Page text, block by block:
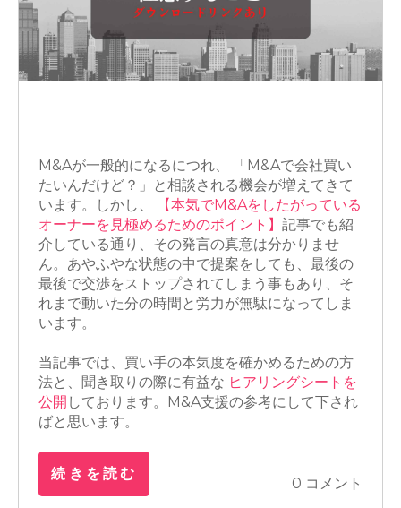
M&Aが一般的になるにつれ、 「M&Aで会社買い
たいんだけど？」と相談される機会が増えてきて
います。しかし、
【本気でM&Aをしたがっている
オーナーを見極めるためのポイント】記事でも紹
介している通り、その発言の真意は分かりませ
ん。あやふやな状態の中で提案をしても、最後の
最後で交渉をストップされてしまう事もあり、そ
れまで動いた分の時間と労力が無駄になってしま
います。
当記事では、買い手の本気度を確かめるための方
法と、聞き取りの際に有益な ヒアリングシートを
公開 しております。M&A支援の参考にして下され
ばと思います。
続きを読む
0 コメント